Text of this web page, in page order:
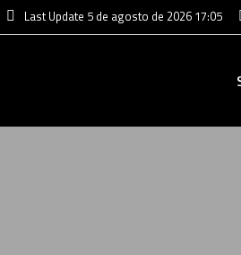
Last Update 5 de agosto de 2026 17:05